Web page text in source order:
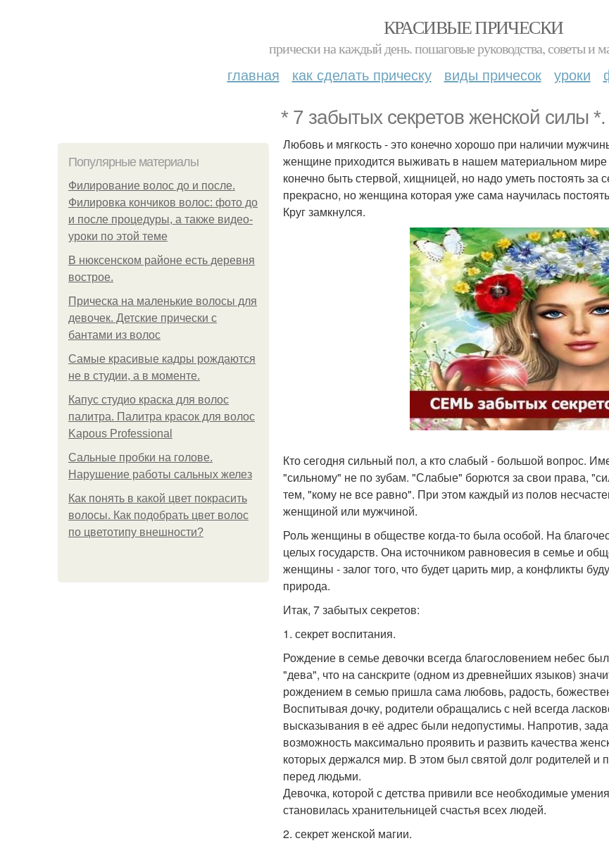
КРАСИВЫЕ ПРИЧЕСКИ
прически на каждый день. пошаговые руководства, советы и
главная как сделать прическу виды причесок уроки
* 7 забытых секретов женской силы *.
Популярные материалы
Филирование волос до и после.
Филировка кончиков волос: фото до
и после процедуры, а также видео-
уроки по этой теме
В нюксенском районе есть деревня
вострое.
Прическа на маленькие волосы для
девочек. Детские прически с
бантами из волос
Самые красивые кадры рождаются
не в студии, а в моменте.
Капус студио краска для волос
палитра. Палитра красок для волос
Kapous Professional
Сальные пробки на голове.
Нарушение работы сальных желез
Как понять в какой цвет покрасить
волосы. Как подобрать цвет волос
по цветотипу внешности?
Любовь и мягкость - это конечно хорошо при наличии
женщине приходится выживать в нашем материальном
конечно быть стервой, хищницей, но надо уметь постоять за
прекрасно, но женщина которая уже сама научилась
Круг замкнулся.
Кто сегодня сильный пол, а кто слабый - большой вопрос.
"сильному" не по зубам. "Слабые" борются за свои права,
тем, "кому не все равно". При этом каждый из полов
женщиной или мужчиной.
Роль женщины в обществе когда-то была особой. На
целых государств. Она источником равновесия в семье и
женщины - залог того, что будет царить мир, а конфликты
природа.
Итак, 7 забытых секретов:
1. секрет воспитания.
Рождение в семье девочки всегда благословением небес
"дева", что на санскрите (одном из древнейших языков)
рождением в семью пришла сама любовь, радость,
Воспитывая дочку, родители обращались с ней всегда
высказывания в её адрес были недопустимы. Напротив,
возможность максимально проявить и развить качества
которых держался мир. В этом был святой долг родителей
перед людьми.
Девочка, которой с детства привили все необходимые
становилась хранительницей счастья всех людей.
2. секрет женской магии.